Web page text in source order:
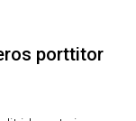
porttitor